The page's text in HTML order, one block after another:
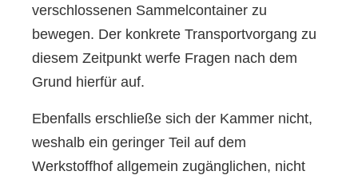
verschlossenen Sammelcontainer zu
bewegen. Der konkrete Transportvorgang zu
diesem Zeitpunkt werfe Fragen nach dem
Grund hierfür auf.
Ebenfalls erschließe sich der Kammer nicht,
weshalb ein geringer Teil auf dem
Werkstoffhof allgemein zugänglichen, nicht